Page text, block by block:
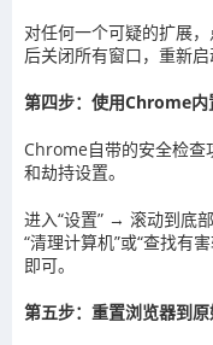
对任何一个可疑的扩展
后关闭所有窗口，重新启
第四步：使用Chrome内
Chrome自带的安全检查
和劫持设置。
进入“设置” → 滚动到底
“清理计算机”或“查找有
即可。
第五步：重置浏览器到